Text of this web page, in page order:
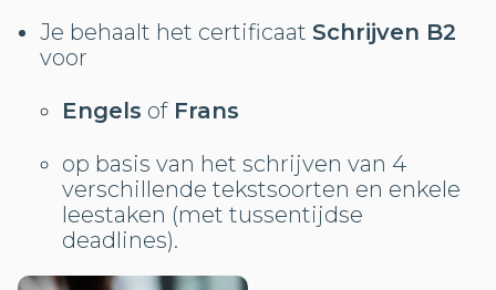
Je behaalt het certificaat Schrijven B2
voor
Engels ofFrans
op basis van het schrijven van 4
verschillende tekstsoorten en enkele
leestaken (met tussentijdse
deadlines).